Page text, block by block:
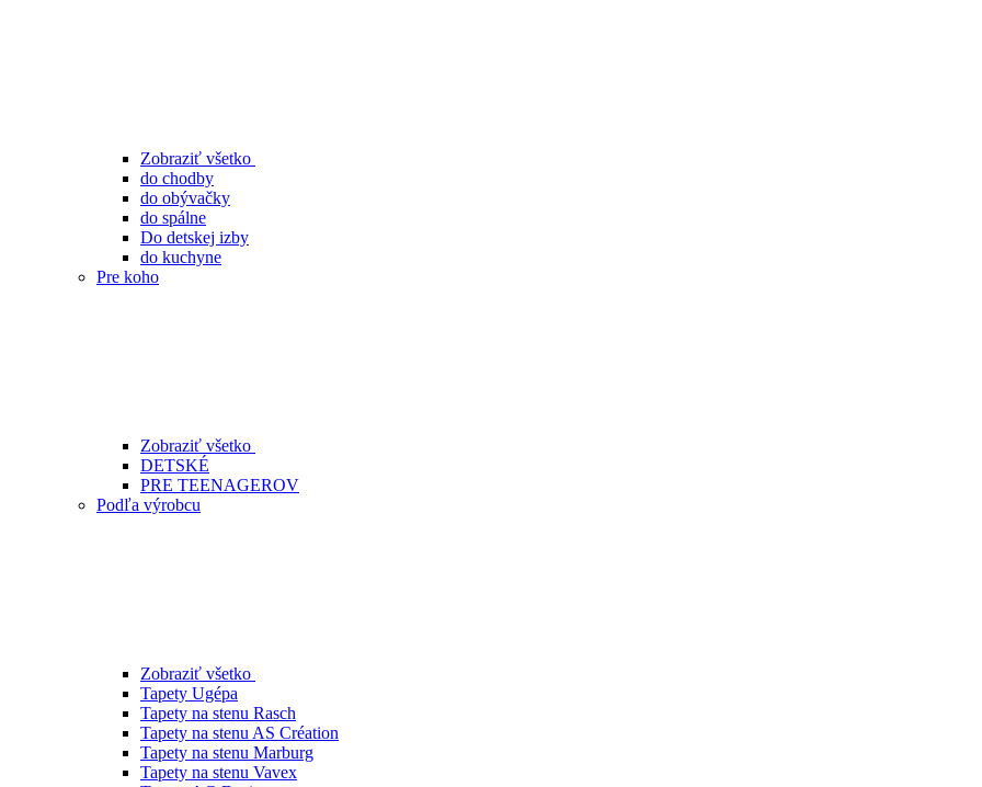
Zobraziť všetko
do chodby
do obývačky
do spálne
Do detskej izby
do kuchyne
Pre koho
Zobraziť všetko
DETSKÉ
PRE TEENAGEROV
Podľa výrobcu
Zobraziť všetko
Tapety Ugépa
Tapety na stenu Rasch
Tapety na stenu AS Création
Tapety na stenu Marburg
Tapety na stenu Vavex